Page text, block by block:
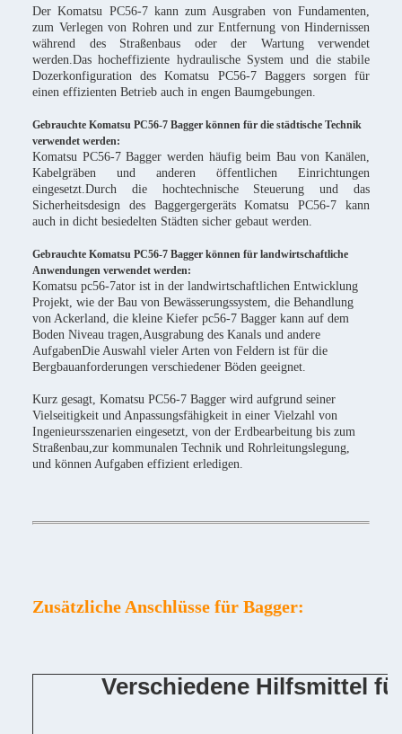
Der Komatsu PC56-7 kann zum Ausgraben von Fundamenten,
zum Verlegen von Rohren und zur Entfernung von Hindernissen
während des Straßenbaus oder der Wartung verwendet
werden.Das hocheffiziente hydraulische System und die stabile
Dozerkonfiguration des Komatsu PC56-7 Baggers sorgen für
einen effizienten Betrieb auch in engen Baumgebungen.
Gebrauchte Komatsu PC56-7 Bagger können für die städtische Technik
verwendet werden:
Komatsu PC56-7 Bagger werden häufig beim Bau von Kanälen,
Kabelgräben und anderen öffentlichen Einrichtungen
eingesetzt.Durch die hochtechnische Steuerung und das
Sicherheitsdesign des Baggergergeräts Komatsu PC56-7 kann
auch in dicht besiedelten Städten sicher gebaut werden.
Gebrauchte Komatsu PC56-7 Bagger können für landwirtschaftliche
Anwendungen verwendet werden:
Komatsu pc56-7ator ist in der landwirtschaftlichen Entwicklung
Projekt, wie der Bau von Bewässerungssystem, die Behandlung
von Ackerland, die kleine Kiefer pc56-7 Bagger kann auf dem
Boden Niveau tragen,Ausgrabung des Kanals und andere
AufgabenDie Auswahl vieler Arten von Feldern ist für die
Bergbauanforderungen verschiedener Böden geeignet.
Kurz gesagt, Komatsu PC56-7 Bagger wird aufgrund seiner
Vielseitigkeit und Anpassungsfähigkeit in einer Vielzahl von
Ingenieursszenarien eingesetzt, von der Erdbearbeitung bis zum
Straßenbau,zur kommunalen Technik und Rohrleitungslegung,
und können Aufgaben effizient erledigen.
Zusätzliche Anschlüsse für Bagger:
Verschiedene Hilfsmittel